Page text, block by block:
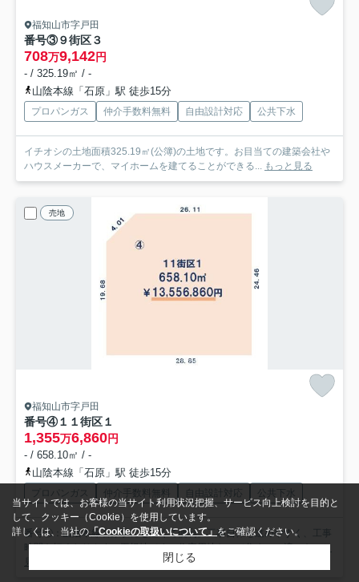
福知山市字戸田
番号③９街区３
708万9,142円
- / 325.19㎡ / -
山陰本線「石原」駅 徒歩15分
プロパンガス 仲介手数料無料 自由設計対応 公共下水
イチオシの土地面積325.19㎡(公簿)の土地です。お目当ての建築会社や
ハウスメーカーで、マイホームを建てることができる... もっと見る
売地
福知山市字戸田
番号④１１街区１
1,355万6,860円
- / 658.10㎡ / -
山陰本線「石原」駅 徒歩15分
プロパンガス 仲介手数料無料 自由設計対応 公共下水
番号④：山陰本線石原駅にも近くて便利。工事自体も進めやすく、工事
時間も短くなりやすい平坦地です。住宅用地なので住まいに適...もっと
当サイトでは、お客様の当サイト利用状況把握、サービス向上検討を目的と
して、クッキー（Cookie）を使用しています。
詳しくは、当社の 「Cookieの取扱いについて」 をご確認ください。
閉じる